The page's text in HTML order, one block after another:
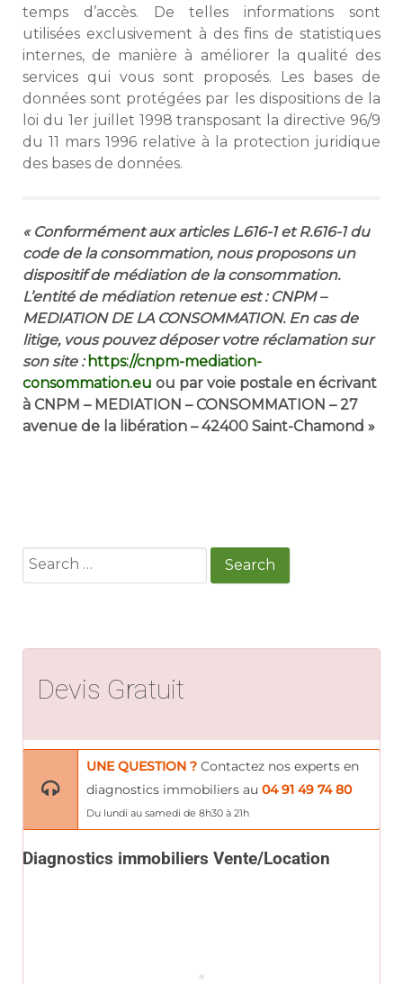
temps d’accès. De telles informations sont
utilisées exclusivement à des fins de statistiques
internes, de manière à améliorer la qualité des
services qui vous sont proposés. Les bases de
données sont protégées par les dispositions de la
loi du 1er juillet 1998 transposant la directive 96/9
du 11 mars 1996 relative à la protection juridique
des bases de données.
« Conformément aux articles L.616-1 et R.616-1 du
code de la consommation, nous proposons un
dispositif de médiation de la consommation.
L’entité de médiation retenue est : CNPM –
MEDIATION DE LA CONSOMMATION. En cas de
litige, vous pouvez déposer votre réclamation sur
son site : https://cnpm-mediation-
consommation.eu ou par voie postale en écrivant
à CNPM – MEDIATION – CONSOMMATION – 27
avenue de la libération – 42400 Saint-Chamond »
Search
Devis Gratuit